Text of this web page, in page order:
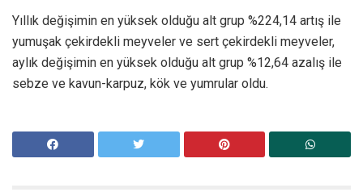
Yıllık değişimin en yüksek olduğu alt grup %224,14 artış ile
yumuşak çekirdekli meyveler ve sert çekirdekli meyveler,
aylık değişimin en yüksek olduğu alt grup %12,64 azalış ile
sebze ve kavun-karpuz, kök ve yumrular oldu.